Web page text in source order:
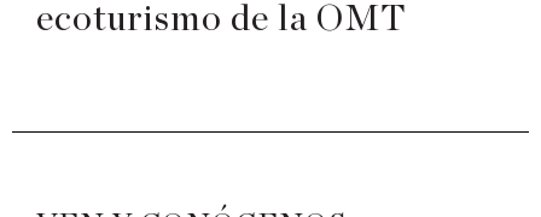
ecoturismo de la OMT